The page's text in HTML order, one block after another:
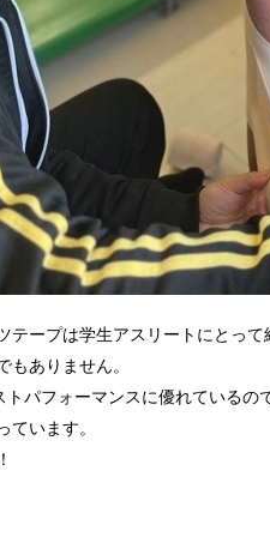
ープは学生アスリートにとって
ありません。
パフォーマンスに優れているの
います。